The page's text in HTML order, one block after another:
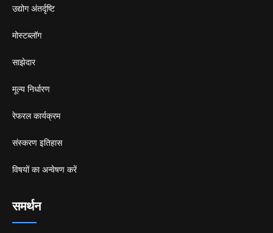
उद्योग अंतर्दृष्टि
मोस्टब्लॉग
साझेदार
मूल्य निर्धारण
रेफरल कार्यक्रम
संस्करण इतिहास
विषयों का अन्वेषण करें
समर्थन